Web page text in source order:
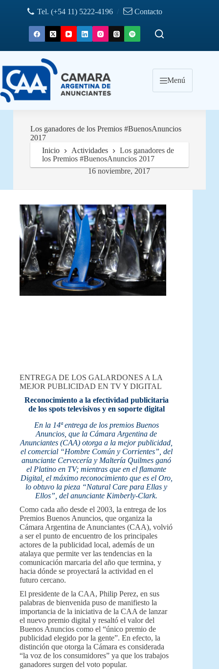
Tel. (+54 11) 5222-4196 / Contacto
Menú
Los ganadores de los Premios #BuenosAnuncios
2017
16 noviembre, 2017
Inicio Actividades
Los ganadores de
los Premios #BuenosAnuncios 2017
ENTREGA DE LOS GALARDONES A LA
MEJOR PUBLICIDAD EN TV Y DIGITAL
Reconocimiento a la efectividad publicitaria
de los spots televisivos y en soporte digital
En la 14ª entrega de los premios Buenos
Anuncios, que la Cámara Argentina de
Anunciantes (CAA) otorga a la mejor publicidad,
el comercial “Hombre Común y Corrientes”, del
anunciante Cervecería y Maltería Quilmes ganó
el Platino en TV; mientras que en el flamante
Digital, el máximo reconocimiento que es el Oro,
lo obtuvo la pieza “Natural Care para Ellas y
Ellos”, del anunciante Kimberly-Clark.
Como cada año desde el 2003, la entrega de los
Premios Buenos Anuncios, que organiza la
Cámara Argentina de Anunciantes (CAA), volvió
a ser el punto de encuentro de los principales
actores de la publicidad local, además de un
atalaya que permite ver las tendencias en la
comunicación marcaria del año que termina, y
hacia dónde se proyectará la actividad en el
futuro cercano.
El presidente de la CAA, Philip Perez, en sus
palabras de bienvenida puso de manifiesto la
importancia de la iniciativa de la CAA de lanzar
el nuevo premio digital y resaltó el valor del
Buenos Anuncios como el “único premio de
publicidad elegido por la gente”. En efecto, la
distinción que otorga la Cámara es considerada
“la voz de los consumidores” ya que los trabajos
ganadores surgen del voto popular.